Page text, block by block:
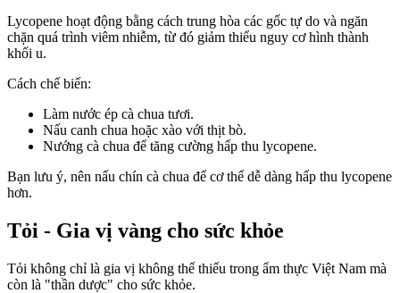
Lycopene hoạt động bằng cách trung hòa các gốc tự do và ngăn
chặn quá trình viêm nhiễm, từ đó giảm thiểu nguy cơ hình thành
khối u.
Cách chế biến:
Làm nước ép cà chua tươi.
Nấu canh chua hoặc xào với thịt bò.
Nướng cà chua để tăng cường hấp thu lycopene.
Bạn lưu ý, nên nấu chín cà chua để c‌ơ th‌ể dễ dàng hấp thu lycopene
hơn.
Tỏi - Gia vị vàng cho sức khỏe
Tỏi không chỉ là gia vị không thể thiếu trong ẩm thực Việt Nam mà
còn là "thần dược" cho sức khỏe.